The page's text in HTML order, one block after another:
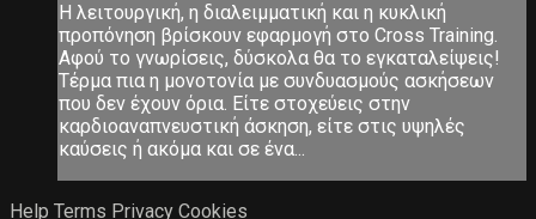
Η λειτουργική, η διαλειμματική και η κυκλική
προπόνηση βρίσκουν εφαρμογή στο Cross Training.
Αφού το γνωρίσεις, δύσκολα θα το εγκαταλείψεις!
Τέρμα πια η μονοτονία με συνδυασμούς ασκήσεων
που δεν έχουν όρια. Είτε στοχεύεις στην
καρδιοαναπνευστική άσκηση, είτε στις υψηλές
καύσεις ή ακόμα και σε ένα...
Help Terms Privacy Cookies